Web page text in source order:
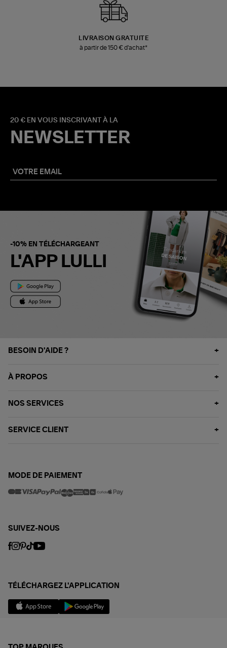
LIVRAISON GRATUITE
à partir de 150 € d'achat*
20 € EN VOUS INSCRIVANT À LA
NEWSLETTER
-10% EN TÉLÉCHARGEANT
L'APP LULLI
BESOIN D'AIDE ?
À PROPOS
NOS SERVICES
SERVICE CLIENT
MODE DE PAIEMENT
SUIVEZ-NOUS
TÉLÉCHARGEZ L'APPLICATION